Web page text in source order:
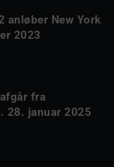
anløber New York
2023
fra
28. januar 2025